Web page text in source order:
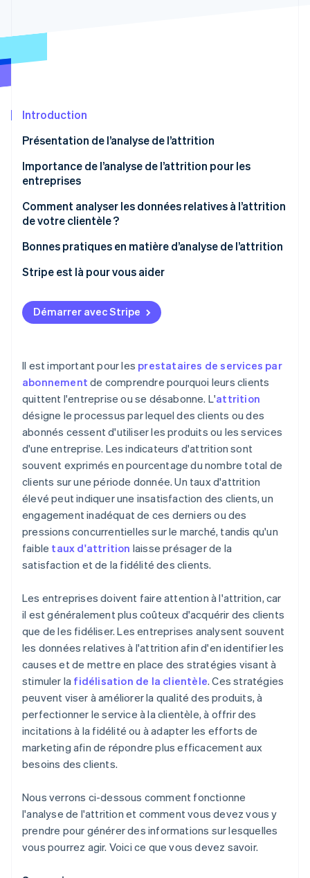
Radar
Atlas
Élimination du carbone
Vérification de l'identité
Stripe Sessions 2026
Regarder la vidéo
Introduction
Présentation de l’analyse de l’attrition
Importance de l’analyse de l’attrition pour les
entreprises
Comment analyser les données relatives à l’attrition
de votre clientèle ?
Bonnes pratiques en matière d’analyse de l’attrition
Stripe est là pour vous aider
Démarrer avec Stripe
Il est important pour les prestataires de services par
abonnement de comprendre pourquoi leurs clients
quittent l'entreprise ou se désabonne. L'attrition
désigne le processus par lequel des clients ou des
abonnés cessent d'utiliser les produits ou les services
d'une entreprise. Les indicateurs d'attrition sont
souvent exprimés en pourcentage du nombre total de
clients sur une période donnée. Un taux d'attrition
élevé peut indiquer une insatisfaction des clients, un
engagement inadéquat de ces derniers ou des
pressions concurrentielles sur le marché, tandis qu'un
faible taux d'attrition laisse présager de la
satisfaction et de la fidélité des clients.
Les entreprises doivent faire attention à l'attrition, car
il est généralement plus coûteux d'acquérir des clients
que de les fidéliser. Les entreprises analysent souvent
les données relatives à l'attrition afin d'en identifier les
causes et de mettre en place des stratégies visant à
stimuler la fidélisation de la clientèle. Ces stratégies
peuvent viser à améliorer la qualité des produits, à
perfectionner le service à la clientèle, à offrir des
incitations à la fidélité ou à adapter les efforts de
marketing afin de répondre plus efficacement aux
besoins des clients.
Nous verrons ci-dessous comment fonctionne
l'analyse de l'attrition et comment vous devez vous y
prendre pour générer des informations sur lesquelles
vous pourrez agir. Voici ce que vous devez savoir.